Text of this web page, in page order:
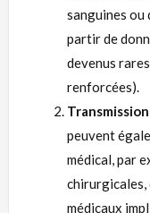
sanguines ou
partir de
devenus
renforcées).
peuvent
médical, par
chirurgicales,
médicaux